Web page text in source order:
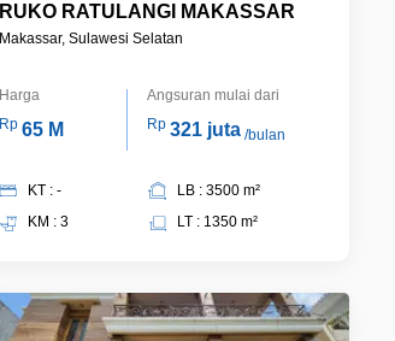
RUKO RATULANGI MAKASSAR
Makassar, Sulawesi Selatan
Harga
Rp 65 M
Angsuran mulai dari
Rp321 juta /bulan
KT : -
KM : 3
LB : 3500 m²
LT : 1350 m²